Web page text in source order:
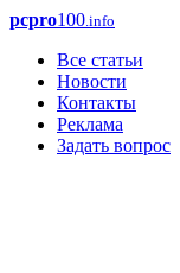
pcpro100.info
Все статьи
Новости
Контакты
Реклама
Задать вопрос